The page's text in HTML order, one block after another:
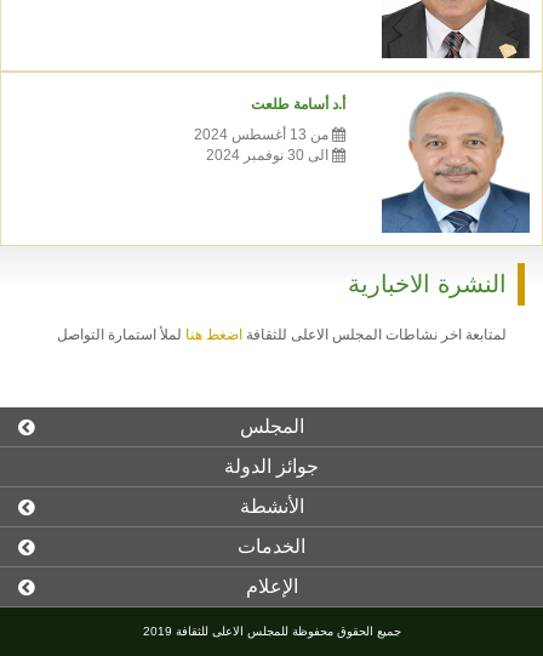
أ.د أسامة طلعت
من 13 أغسطس 2024
الى 30 نوفمبر 2024
النشرة الاخبارية
لمتابعة اخر نشاطات المجلس الاعلى للثقافة اضغط هنا لملأ استمارة التواصل
المجلس
جوائز الدولة
الأنشطة
الخدمات
الإعلام
جميع الحقوق محفوظة للمجلس الاعلى للثقافة 2019